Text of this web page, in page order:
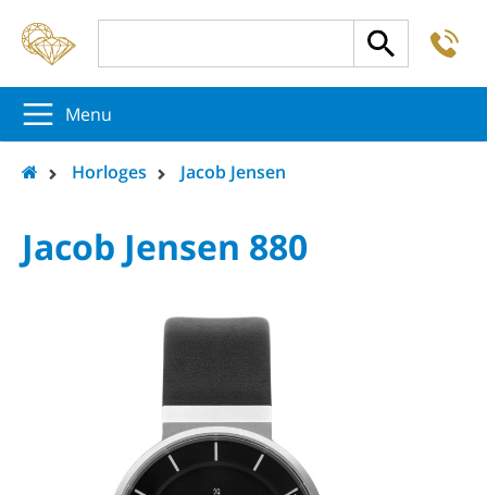
Menu
Horloges Jacob Jensen
Jacob Jensen 880